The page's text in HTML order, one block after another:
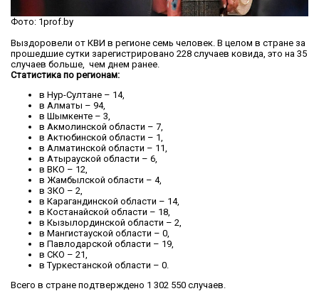
Фото: 1prof.by
Выздоровели от КВИ в регионе семь человек. В целом в стране за
прошедшие сутки зарегистрировано 228 случаев ковида, это на 35
случаев больше, чем днем ранее.
Статистика по регионам:
в Нур-Султане – 14,
в Алматы – 94,
в Шымкенте – 3,
в Акмолинской области – 7,
в Актюбинской области – 1,
в Алматинской области – 11,
в Атырауской области – 6,
в ВКО – 12,
в Жамбылской области – 4,
в ЗКО – 2,
в Карагандинской области – 14,
в Костанайской области – 18,
в Кызылординской области – 2,
в Мангистауской области – 0,
в Павлодарской области – 19,
в СКО – 21,
в Туркестанской области – 0.
Всего в стране подтверждено 1 302 550 случаев.